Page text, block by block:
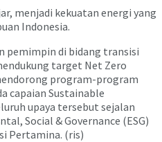
menjadi kekuatan energi yang
Indonesia.
pemimpin di bidang transisi
target Net Zero
program-program
capaian Sustainable
upaya tersebut sejalan
Social & Governance (ESG)
Pertamina. (ris)